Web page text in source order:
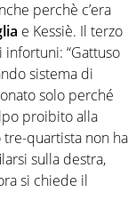
perchè c’era
e Kessiè. Il terzo
“Gattuso
sistema di
solo perché
proibito alla
quartista non ha
sulla destra,
si chiede il